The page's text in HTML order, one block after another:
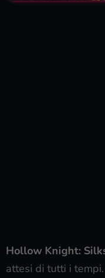
Hollow Knight:
attesi di tutti i